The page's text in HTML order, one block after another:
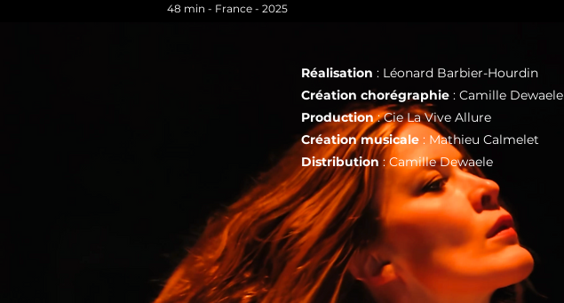
48 min - France - 2025
Réalisation : Léonard Barbier-Hourdin
Création chorégraphie : Camille Dewaele
Production: Cie La Vive Allure
Création musicale : Mathieu Calmelet
Distribution : Camille Dewaele